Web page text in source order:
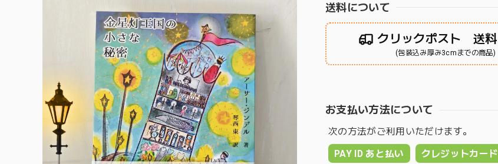
送料について
クリックポスト 送料
(包装込み厚み3cmまでの商品)
お支払い方法について
次の方法がご利用いただけます。
PAY ID あと払い
クレジットカード